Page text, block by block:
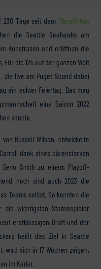
238 Tage seit dem Playoff-Aus
die Seattle Seahawks am
Kunstrasen und eröffnen die
Für die 12s auf der ganzen Welt
live am Puget Sound dabei
ein echter Feiertag. Das mag
eine Saison 2022
konnte.
Russell Wilson, entwickelte
dank eines bärenstarken
Smith zu einem Playoff-
hoch sind auch 2023 die
Teams selbst. So konnten die
wichtigsten Stammspieler
erstklassigen Draft und der
heißt das Ziel in Seattle
wird sich in 17 Wochen zeigen,
im Kader.